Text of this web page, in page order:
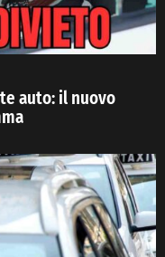
auto: il nuovo